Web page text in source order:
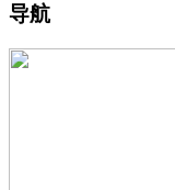
导航